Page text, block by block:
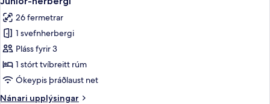
allar
myndir
fyrir
Junior-
herbergi
26 fermetrar
1 svefnherbergi
Pláss fyrir 3
1 stórt tvíbreitt rúm
Ókeypis þráðlaust net
Nánari upplýsingar
Nánari